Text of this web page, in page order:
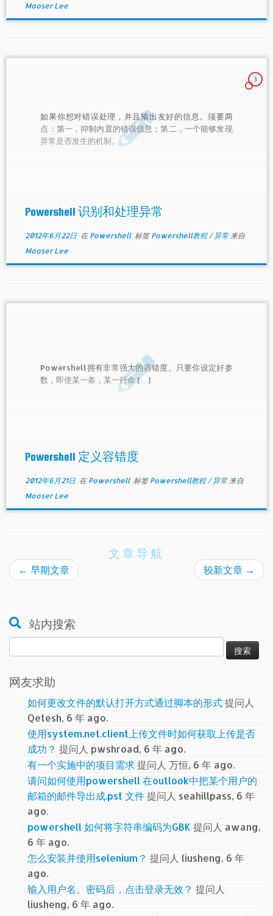
Mooser Lee
3
如果你想对错误处理，并且输出友好的信息。须要两
点：第一，抑制内置的错误信息；第二，一个能够发现
异常是否发生的机制。
Powershell 识别和处理异常
2012年6月22日在 Powershell 标签Powershell教程/异常 来自
Mooser Lee
Powershell拥有非常强大的容错度。只要你设定好参
数，即使某一条，某一行命 […]
Powershell 定义容错度
2012年6月21日在 Powershell 标签Powershell教程/异常 来自
Mooser Lee
文章导航
← 早期文章 较新文章 →
站内搜索
索：
网友求助
如何更改文件的默认打开方式通过脚本的形式提问人
Qetesh, 6 年 ago.
使用system.net.client上传文件时如何获取上传是否
成功？ 提问人 pwshroad, 6 年 ago.
有一个实施中的项目需求提问人 万恒, 6 年 ago.
请问如何使用powershell 在outlook中把某个用户的
邮箱的邮件导出成.pst 文件提问人 seahillpass, 6 年
ago.
powershell 如何将字符串编码为GBK 提问人 awang,
6 年 ago.
怎么安装并使用selenium？ 提问人 liusheng, 6 年
ago.
输入用户名、密码后，点击登录无效？ 提问人
liusheng, 6 年 ago.